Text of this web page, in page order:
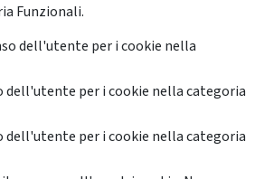
Funzionali.
dell'utente per i cookie nella
dell'utente per i cookie nella categoria
dell'utente per i cookie nella categoria